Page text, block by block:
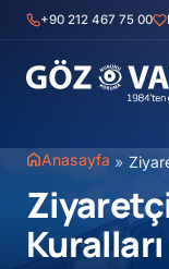
İçeriğe+90 212 467 75 00
Anasayfa »
Kuralları